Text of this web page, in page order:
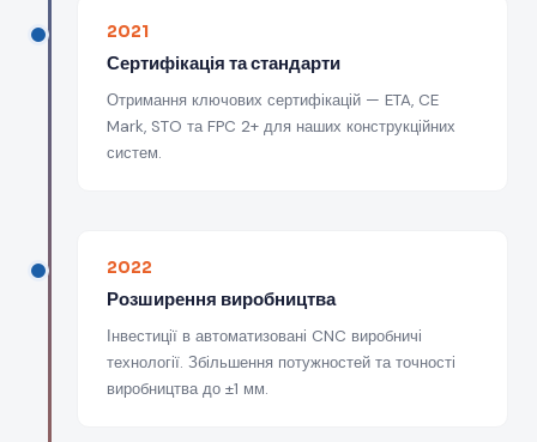
2021
Сертифікація та стандарти
Отримання ключових сертифікацій — ETA, CE
Mark, STO та FPC 2+ для наших конструкційних
систем.
2022
Розширення виробництва
Інвестиції в автоматизовані CNC виробничі
технології. Збільшення потужностей та точності
виробництва до ±1 мм.